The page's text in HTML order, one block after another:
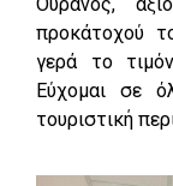
προκάτοχού
γερά το
Εύχομαι σε
τουριστική